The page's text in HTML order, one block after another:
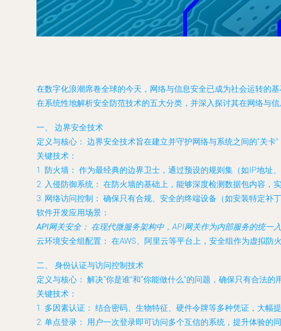
在数字化浪潮席卷全球的今天，网络与信息安全已成为社会运转的
在系统性地解析安全防范技术的五大分类，并深入探讨其在网络与
一、 边界安全技术
定义与核心： 边界安全技术旨在建立并守护网络与系统之间的“关
关键技术：
1. 防火墙： 作为最经典的边界卫士，通过预设的规则集（如IP地址
2. 入侵防御系统： 在防火墙的基础上，能够深度检测数据包内容，
3. 网络访问控制： 确保只有合规、安全的终端设备（如安装特定补
软件开发应用场景：
API网关安全： 在现代微服务架构中，API网关作为内部服务的统一
云环境安全组配置： 在AWS、阿里云等平台上，安全组作为虚拟防
二、 身份认证与访问控制技术
定义与核心： 解决“你是谁”和“你能做什么”的问题，确保只有合法的
关键技术：
1. 多因素认证： 结合密码、生物特征、硬件令牌等多种凭证，大幅提
2. 单点登录：
用户一次登录即可访问多个互信的系统，提升体验的